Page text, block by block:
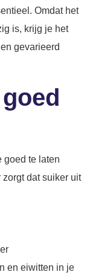
Omdat het
is, krijg je het
gevarieerd
goed te laten
dat suiker uit
en eiwitten in je